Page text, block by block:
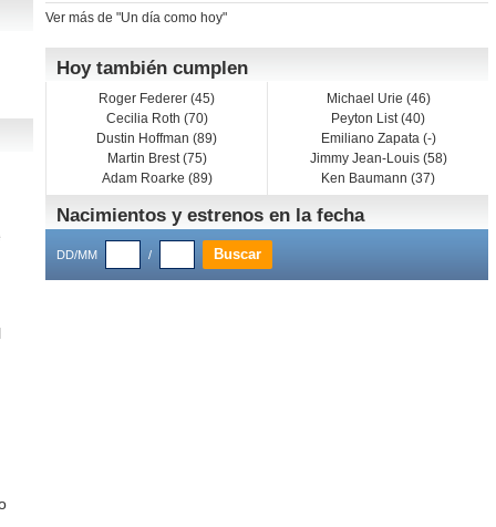
Ver más de "Un día como hoy"
Hoy también cumplen
Roger Federer (45)
Cecilia Roth (70)
Dustin Hoffman (89)
Martin Brest (75)
Adam Roarke (89)
Michael Urie (46)
Peyton List (40)
Emiliano Zapata (-)
Jimmy Jean-Louis (58)
Ken Baumann (37)
Nacimientos y estrenos en la fecha
DD/MM /